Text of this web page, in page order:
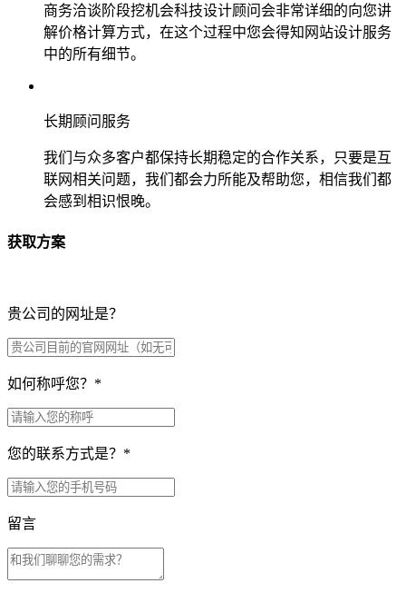
商务洽谈阶段挖机会科技设计顾问会非常详细的向您讲
解价格计算方式，在这个过程中您会得知网站设计服务
中的所有细节。
长期顾问服务
我们与众多客户都保持长期稳定的合作关系，只要是互
联网相关问题，我们都会力所能及帮助您，相信我们都
会感到相识恨晚。
获取方案
贵公司的网址是？
如何称呼您？ *
您的联系方式是？ *
留言